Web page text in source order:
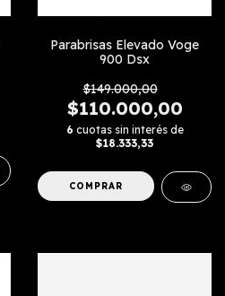
Parabrisas Elevado Voge
900 Dsx
$149.000,00
$110.000,00
6 cuotas sin interés de
$18.333,33